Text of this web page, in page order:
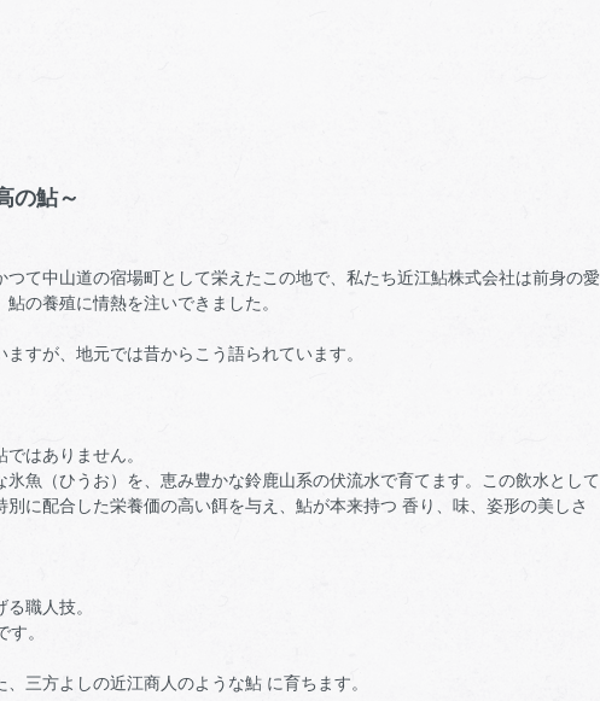
の鮎～
て中山道の宿場町として栄えたこの地で、私たち近江鮎株式会社は前身の愛
の養殖に情熱を注いできました。
すが、地元では昔からこう語られています。
はありません。
魚（ひうお）を、恵み豊かな鈴鹿山系の伏流水で育てます。この飲水として
に配合した栄養価の高い餌を与え、鮎が本来持つ 香り、味、姿形の美しさ
職人技。
。
三方よしの近江商人のような鮎 に育ちます。